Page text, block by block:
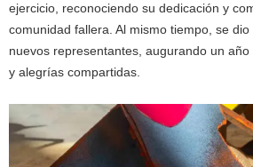
ejercicio, reconociendo su dedicación y
comunidad fallera. Al mismo tiempo, se
nuevos representantes, augurando un
y alegrías compartidas.